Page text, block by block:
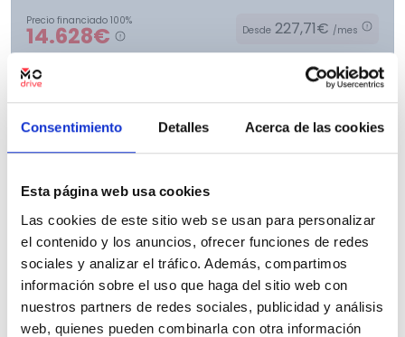
Consentimiento Detalles Acerca de las cookies
Esta página web usa cookies
Las cookies de este sitio web se usan para personalizar
el contenido y los anuncios, ofrecer funciones de redes
sociales y analizar el tráfico. Además, compartimos
información sobre el uso que haga del sitio web con
nuestros partners de redes sociales, publicidad y análisis
web, quienes pueden combinarla con otra información
Combustible
(Elige una o varias opciones)
Etiqueta medioambiental
Potencia
Provincia
Precio financiado 100%
14.628€ Desde 227,71€ /mes
Ver ficha
Más información
Coches de segunda mano por ubicación
DS DS 3 en Alicante
DS DS 3 en Murcia